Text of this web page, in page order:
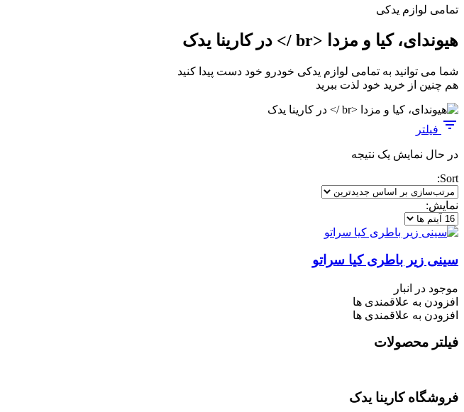
تمامی لوازم یدکی
هیوندای، کیا و مزدا <br /> در کارینا یدک
شما می توانید به تمامی لوازم یدکی خودرو خود دست پیدا کنید
هم چنین از خرید خود لذت ببرید
فیلتر
در حال نمایش یک نتیجه
Sort:
نمایش:
سینی زیر باطری کیا سراتو
موجود در انبار
افزودن به علاقمندی ها
افزودن به علاقمندی ها
فیلتر محصولات
فروشگاه کارینا یدک